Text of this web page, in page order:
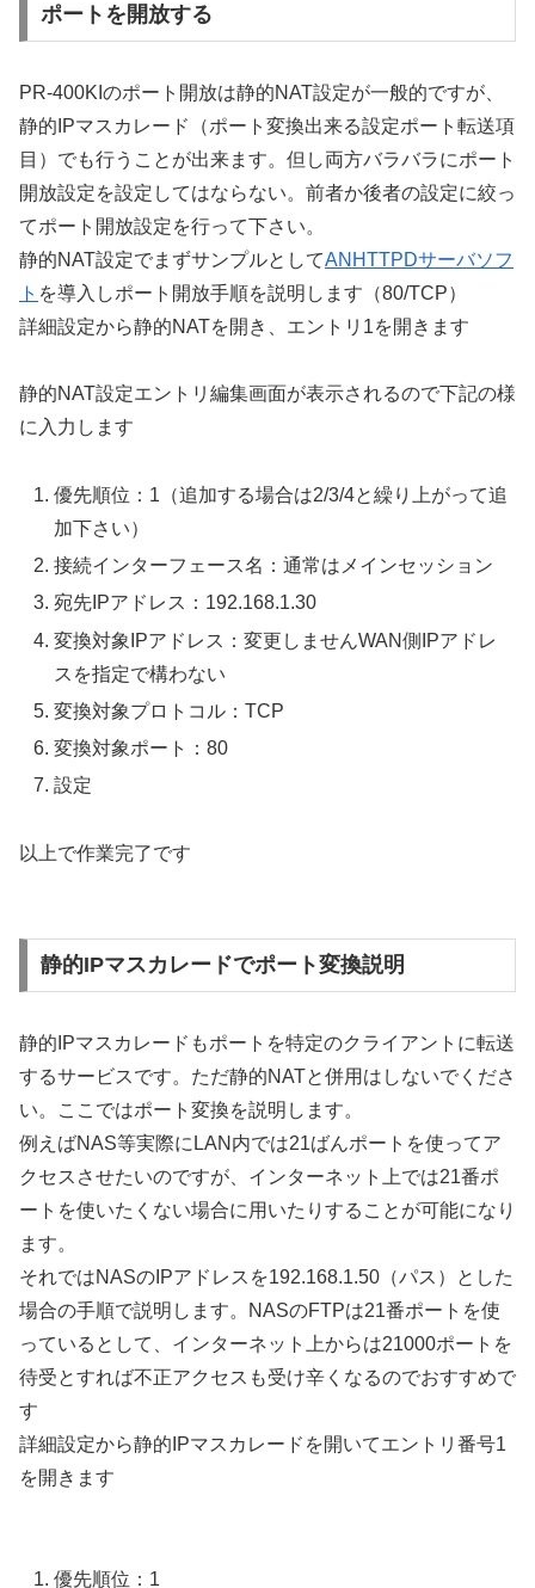
ポートを開放する
PR-400KIのポート開放は静的NAT設定が一般的ですが、
静的IPマスカレード（ポート変換出来る設定ポート転送項
目）でも行うことが出来ます。但し両方バラバラにポート
開放設定を設定してはならない。前者か後者の設定に絞っ
てポート開放設定を行って下さい。
静的NAT設定でまずサンプルとしてANHTTPDサーバソフ
ト を導入しポート開放手順を説明します（80/TCP）
詳細設定から静的NATを開き、エントリ1を開きます
静的NAT設定エントリ編集画面が表示されるので下記の様
に入力します
優先順位：1（追加する場合は2/3/4と繰り上がって追
加下さい）
接続インターフェース名：通常はメインセッション
宛先IPアドレス：192.168.1.30
変換対象IPアドレス：変更しませんWAN側IPアドレ
スを指定で構わない
変換対象プロトコル：TCP
変換対象ポート：80
設定
以上で作業完了です
静的IPマスカレードでポート変換説明
静的IPマスカレードもポートを特定のクライアントに転送
するサービスです。ただ静的NATと併用はしないでくださ
い。ここではポート変換を説明します。
例えばNAS等実際にLAN内では21ばんポートを使ってア
クセスさせたいのですが、インターネット上では21番ポ
ートを使いたくない場合に用いたりすることが可能になり
ます。
それではNASのIPアドレスを192.168.1.50（パス）とした
場合の手順で説明します。NASのFTPは21番ポートを使
っているとして、インターネット上からは21000ポートを
待受とすれば不正アクセスも受け辛くなるのでおすすめで
す
詳細設定から静的IPマスカレードを開いてエントリ番号1
を開きます
優先順位：1